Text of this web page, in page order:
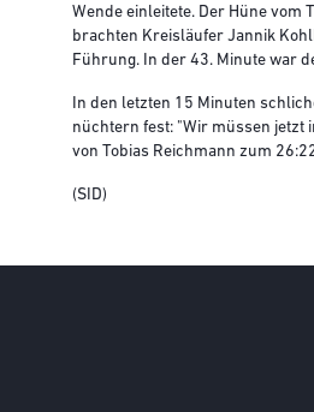
Wende einleitete. Der Hüne vom
brachten Kreisläufer Jannik
Führung. In der 43. Minute war
In den letzten 15 Minuten
nüchtern fest: "Wir müssen jetzt
von Tobias Reichmann zum
(SID)